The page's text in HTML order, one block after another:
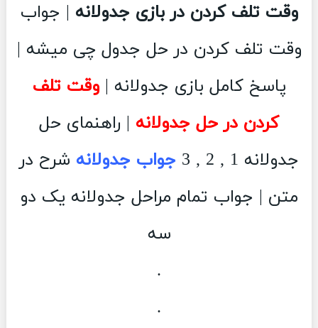
وقت تلف کردن در بازی جدولانه | جواب
وقت تلف کردن در حل جدول چی میشه |
پاسخ کامل بازی جدولانه |وقت تلف
کردن در حل جدولانه | راهنمای حل
جدولانه 1 , 2 , 3
جواب جدولانه شرح در
متن | جواب تمام مراحل جدولانه یک دو
سه
.
.